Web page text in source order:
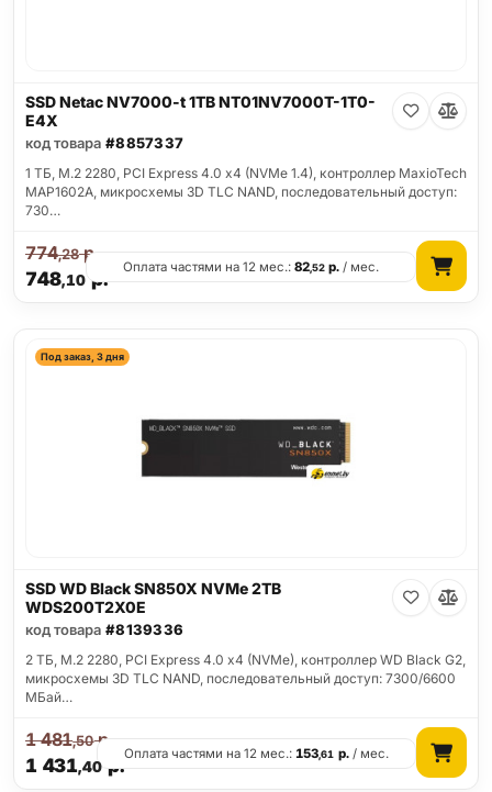
SSD Netac NV7000-t 1TB NT01NV7000T-1T0-
E4X
код товара #8857337
1 ТБ, M.2 2280, PCI Express 4.0 x4 (NVMe 1.4), контроллер MaxioTech
MAP1602A, микросхемы 3D TLC NAND, последовательный доступ:
730…
748,10р.
774,28р.
Оплата частями на 12 мес.:82,52 р. / мес.
Под заказ, 3 дня
SSD WD Black SN850X NVMe 2TB
WDS200T2X0E
код товара #8139336
2 ТБ, M.2 2280, PCI Express 4.0 x4 (NVMe), контроллер WD Black G2,
микросхемы 3D TLC NAND, последовательный доступ: 7300/6600
МБай…
1 431,40 р.
1 481,50р.
Оплата частями на 12 мес.:153,61 р./ мес.